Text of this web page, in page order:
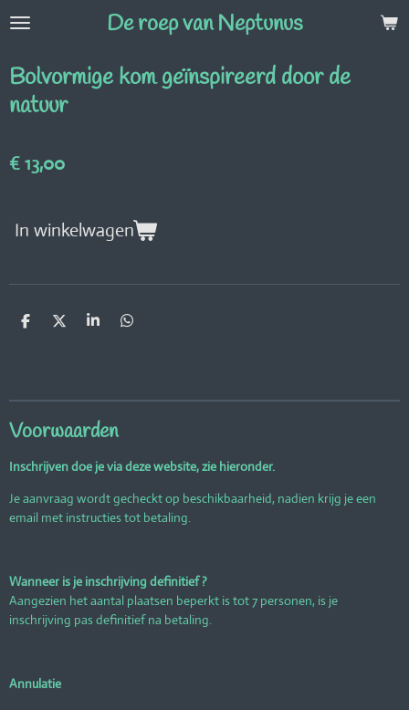
Ga
naar
de
hoofdinhoud
De roep van Neptunus
Bolvormige kom geïnspireerd door de
natuur
€ 13,00
In winkelwagen
D
D
S
D
Voorwaarden
Inschrijven doe je via deze website, zie hieronder.
Je aanvraag wordt gecheckt op beschikbaarheid, nadien krijg je een
email met instructies tot betaling.
Wanneer is je inschrijving definitief ?
Aangezien het aantal plaatsen beperkt is tot 7 personen, is je
inschrijving pas definitief na betaling.
Annulatie